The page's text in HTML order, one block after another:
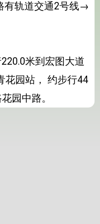
有轨道交通2号线→
园中路。